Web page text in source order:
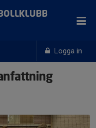
Logga in